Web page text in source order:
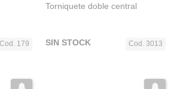
Cod. 179
Torniquete doble central
Cod. 3013
SIN STOCK